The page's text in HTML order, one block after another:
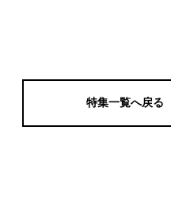
特集一覧へ戻る